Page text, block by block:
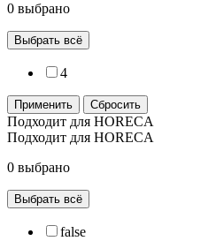
0 выбрано
Выбрать всё
4
Применить Сбросить
Подходит для HORECA
Подходит для HORECA
0 выбрано
Выбрать всё
false